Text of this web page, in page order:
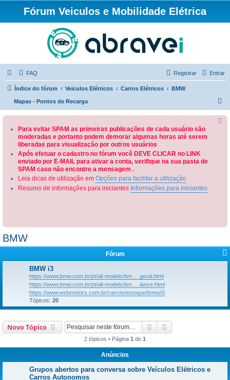
Fórum Veiculos e Mobilidade Elétrica
FAQ Entrar
Registrar
Índice do fórum Veiculos Elétricos Carros Elétricos BMW
Mapas - Pontos de Recarga
Para evitar SPAM as primeiras publicações de cada usuário são
moderadas e portanto podem demorar algumas horas até serem
liberadas para visualização por outros usuários
Após efetuar o cadastro no fórum você DEVE CLICAR no LINK
enviado por E-MAIL para ativar a conta, verifique na sua pasta de
SPAM caso não encontre a mensagem .
Leia dicas de utilização em Opções para facilitar a utilização
Resumo de informações para iniciantes Informações para iniciantes
BMW
Fórum
BMW i3
https://www.bmw.com.br/pt/all-models/bm ... geral.html
https://www.bmw.com.br/pt/all-models/bm ... lance.html
https://www.webmotors.com.br/carros/estoque/bmw/i3
Tópicos: 20
Novo Tópico Pesquisar
2 tópicos • Página 1 de 1
Anúncios
Grupos abertos para conversa sobre Veículos Elétricos e
Carros Autonomos